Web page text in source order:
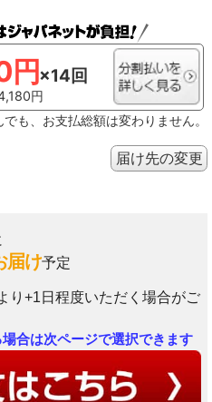
円×14回
円
も、お支払総額は変わりません。
届け予定
り+1日程度いただく場合がご
届け先の変更
合は次ページで選択できます